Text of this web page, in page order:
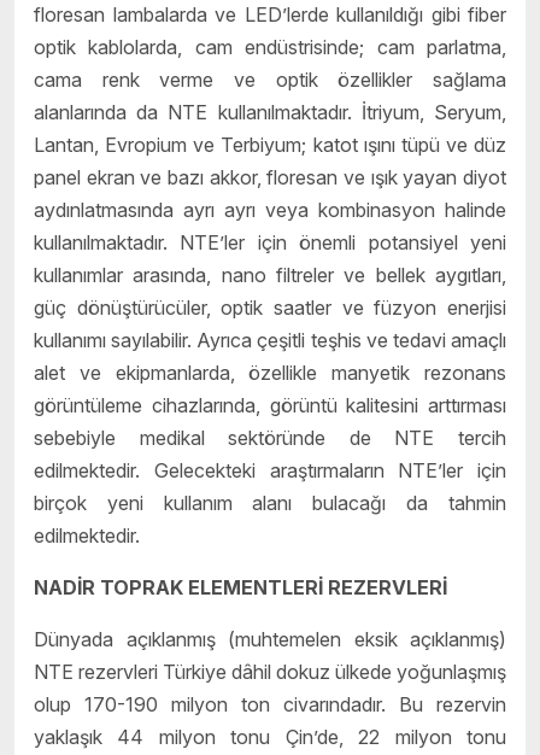
floresan lambalarda ve LED’lerde kullanıldığı gibi fiber
optik kablolarda, cam endüstrisinde; cam parlatma,
cama renk verme ve optik özellikler sağlama
alanlarında da NTE kullanılmaktadır. İtriyum, Seryum,
Lantan, Evropium ve Terbiyum; katot ışını tüpü ve düz
panel ekran ve bazı akkor, floresan ve ışık yayan diyot
aydınlatmasında ayrı ayrı veya kombinasyon halinde
kullanılmaktadır. NTE’ler için önemli potansiyel yeni
kullanımlar arasında, nano filtreler ve bellek aygıtları,
güç dönüştürücüler, optik saatler ve füzyon enerjisi
kullanımı sayılabilir. Ayrıca çeşitli teşhis ve tedavi amaçlı
alet ve ekipmanlarda, özellikle manyetik rezonans
görüntüleme cihazlarında, görüntü kalitesini arttırması
sebebiyle medikal sektöründe de NTE tercih
edilmektedir. Gelecekteki araştırmaların NTE’ler için
birçok yeni kullanım alanı bulacağı da tahmin
edilmektedir.
NADİR TOPRAK ELEMENTLERİ REZERVLERİ
Dünyada açıklanmış (muhtemelen eksik açıklanmış)
NTE rezervleri Türkiye dâhil dokuz ülkede yoğunlaşmış
olup 170-190 milyon ton civarındadır. Bu rezervin
yaklaşık 44 milyon tonu Çin’de, 22 milyon tonu